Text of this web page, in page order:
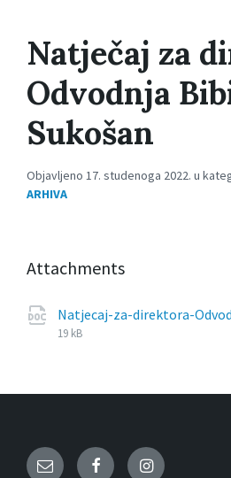
Natječaj za
Odvodnja
Sukošan
Objavljeno 17. studenoga 2022. u
ARHIVA
Attachments
Natjecaj-za-direktora-
19 kB
Email FacebookInstagram